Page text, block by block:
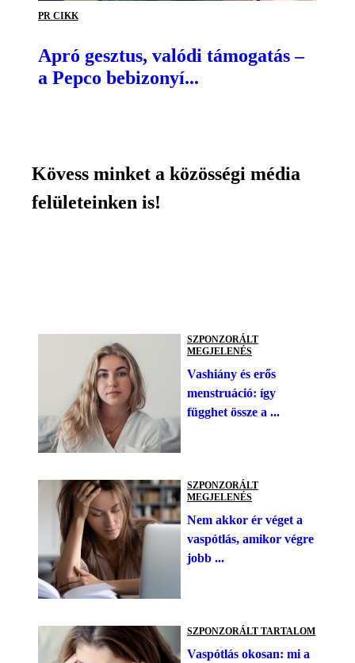
PR CIKK
Apró gesztus, valódi támogatás –
a Pepco bebizonyí...
Kövess minket a közösségi média
felületeinken is!
SZPONZORÁLT
MEGJELENÉS
Vashiány és erős
menstruáció: így
függhet össze a ...
SZPONZORÁLT
MEGJELENÉS
Nem akkor ér véget a
vaspótlás, amikor végre
jobb ...
SZPONZORÁLT TARTALOM
Vaspótlás okosan: mi a